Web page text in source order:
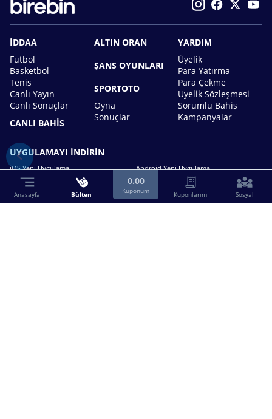
İDDAA
Futbol
Basketbol
Tenis
Canlı Yayın
Canlı Sonuçlar
CANLI BAHİS
ALTIN ORAN
ŞANS OYUNLARI
SPORTOTO
Oyna
Sonuçlar
YARDIM
Üyelik
Para Yatırma
Para Çekme
Üyelik Sözleşmesi
Sorumlu Bahis
Kampanyalar
UYGULAMAYI İNDİRİN
iOS Yeni Uygulama Android Yeni Uygulama
Anasayfa Bülten
0.00
Kuponum Kuponlarım Sosyal